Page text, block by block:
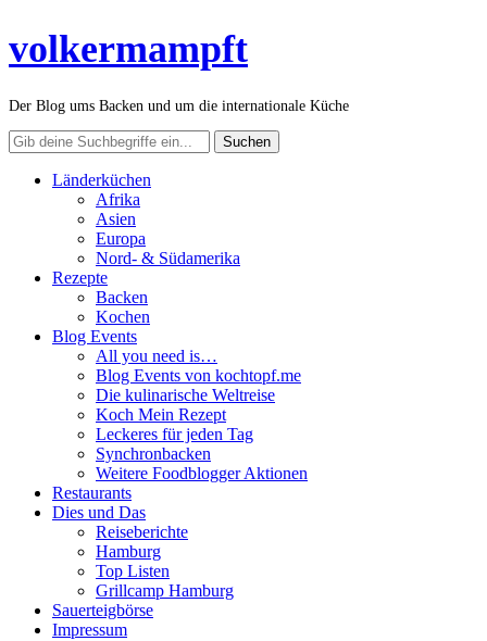
volkermampft
Der Blog ums Backen und um die internationale Küche
Länderküchen
Afrika
Asien
Europa
Nord- & Südamerika
Rezepte
Backen
Kochen
Blog Events
All you need is…
Blog Events von kochtopf.me
Die kulinarische Weltreise
Koch Mein Rezept
Leckeres für jeden Tag
Synchronbacken
Weitere Foodblogger Aktionen
Restaurants
Dies und Das
Reiseberichte
Hamburg
Top Listen
Grillcamp Hamburg
Sauerteigbörse
Impressum